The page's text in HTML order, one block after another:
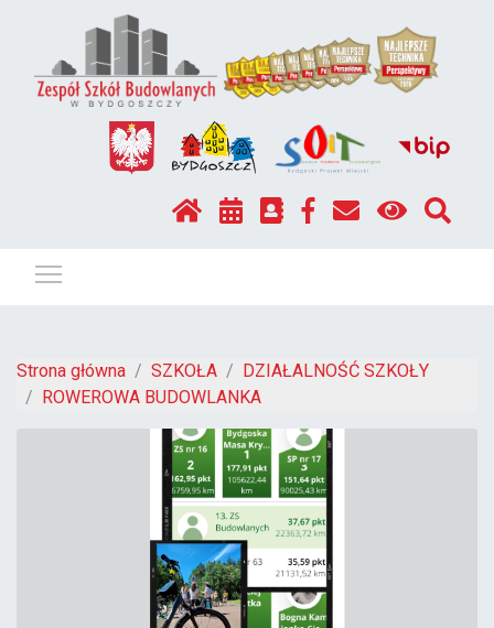
Strona główna SZKOŁA
DZIAŁALNOŚĆ SZKOŁY
ROWEROWA BUDOWLANKA